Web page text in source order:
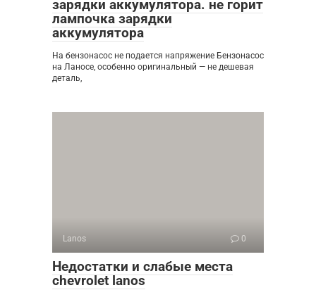
зарядки аккумулятора. не горит
лампочка зарядки
аккумулятора
На бензонасос не подается напряжение Бензонасос
на Ланосе, особенно оригинальный — не дешевая
деталь,
Lanos 0
Недостатки и слабые места
chevrolet lanos